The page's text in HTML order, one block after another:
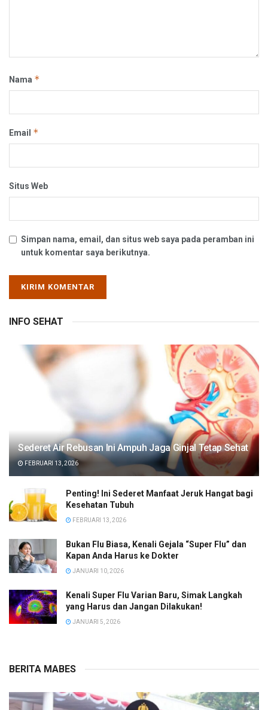
Nama *
Email *
Situs Web
Simpan nama, email, dan situs web saya pada peramban ini
untuk komentar saya berikutnya.
INFO SEHAT
Sederet Air Rebusan Ini Ampuh Jaga Ginjal Tetap Sehat
FEBRUARI 13, 2026
Penting! Ini Sederet Manfaat Jeruk Hangat bagi
Kesehatan Tubuh
FEBRUARI 13, 2026
Bukan Flu Biasa, Kenali Gejala “Super Flu” dan
Kapan Anda Harus ke Dokter
JANUARI 10, 2026
Kenali Super Flu Varian Baru, Simak Langkah
yang Harus dan Jangan Dilakukan!
JANUARI 5, 2026
BERITA MABES